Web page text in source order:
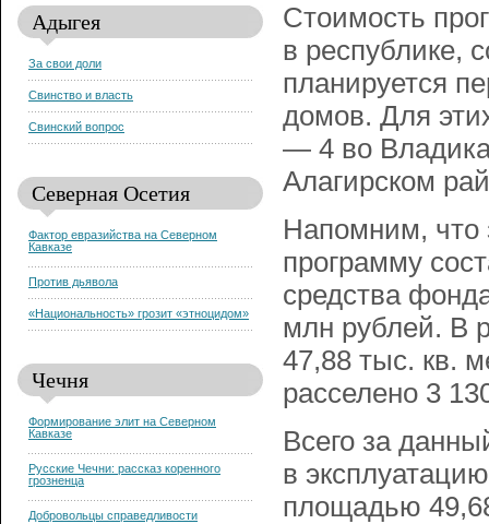
Адыгея
За свои доли
Свинство и власть
Свинский вопрос
Северная Осетия
Фактор евразийства на Северном
Кавказе
Против дьявола
«Национальность» грозит «этноцидом»
Чечня
Формирование элит на Северном
Кавказе
Русские Чечни: рассказ коренного
грозненца
Добровольцы справедливости
Стоимость
в республике,
планируется
домов. Для
— 4 во
Алагирском
Напомним, что
программу
средства
млн рублей. В
47,88 тыс. кв.
расселено 3
Всего за
в
площадью